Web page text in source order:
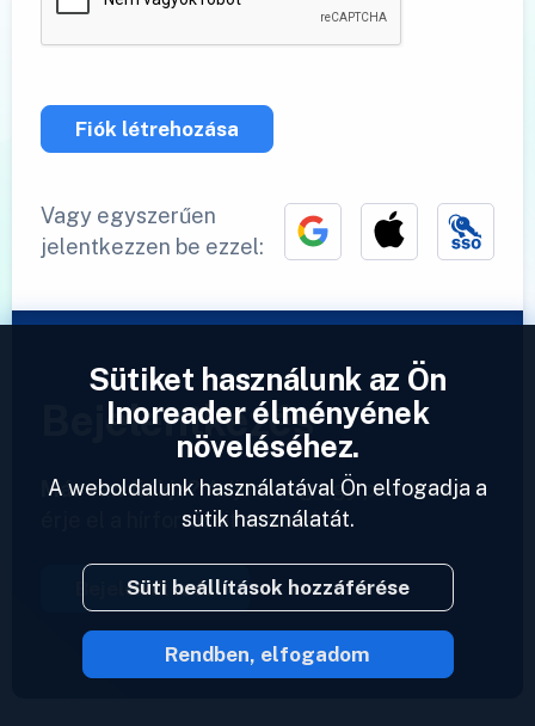
Fiók létrehozása
Vagy egyszerűen
jelentkezzen be ezzel:
Bejelentkezés
Már van fiókja? Adjon meg egy profilt és
érje el a hírforrásait azonnal.
Bejelentkezés
2023 © Inoreader
Sütiket használunk az Ön
Inoreader élményének
növeléséhez.
A weboldalunk használatával Ön elfogadja a
sütik használatát.
Süti beállítások hozzáférése
Rendben, elfogadom